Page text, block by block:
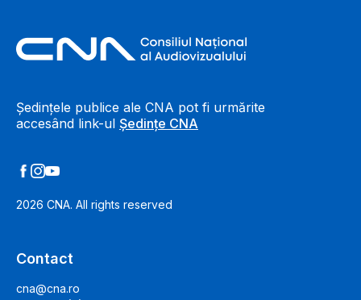
Ședințele publice ale CNA pot fi urmărite
accesând link-ul Ședințe CNA
2026 CNA. All rights reserved
Contact
cna@cna.ro